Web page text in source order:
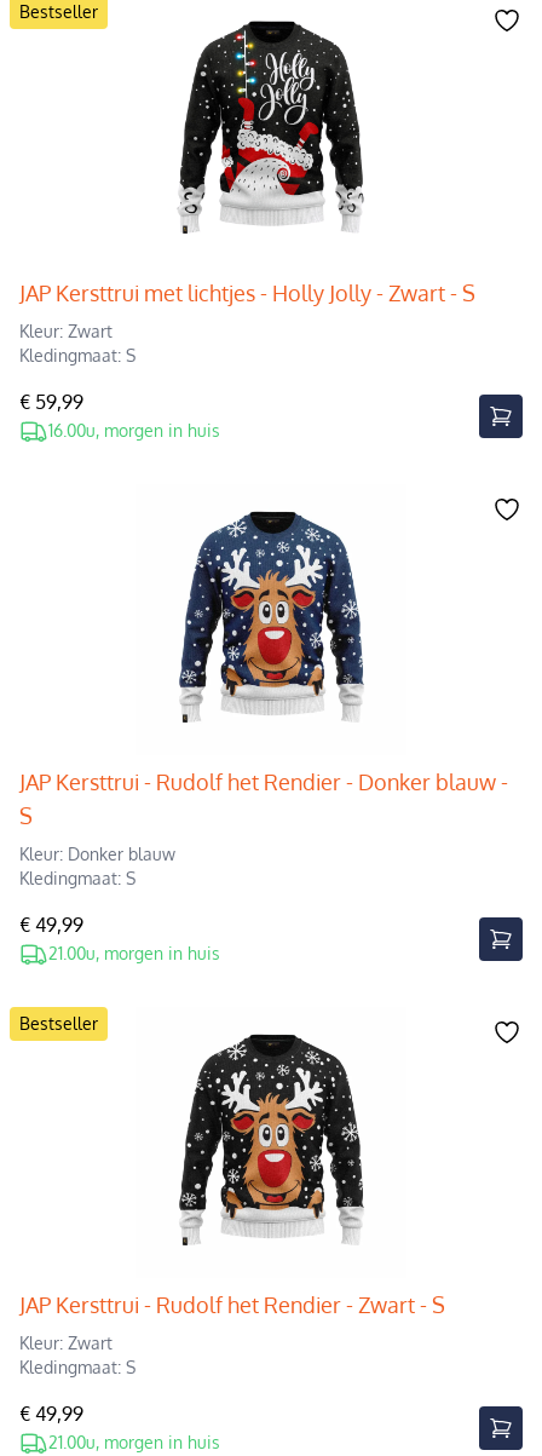
Bestseller
JAP Kersttrui met lichtjes - Holly Jolly - Zwart - S
Kleur: Zwart
Kledingmaat: S
€ 59,99
16.00u, morgen in huis
JAP Kersttrui - Rudolf het Rendier - Donker blauw -
S
Kleur: Donker blauw
Kledingmaat: S
€ 49,99
21.00u, morgen in huis
Bestseller
JAP Kersttrui - Rudolf het Rendier - Zwart - S
Kleur: Zwart
Kledingmaat: S
€ 49,99
21.00u, morgen in huis